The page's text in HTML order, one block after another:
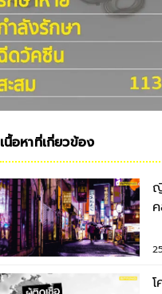
เนื้อหาที่เกี่ยวข้อง